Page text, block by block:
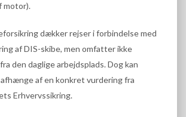
motor).
dækker rejser i forbindelse med
af DIS-skibe, men omfatter ikke
den daglige arbejdsplads. Dog kan
af en konkret vurdering fra
Erhvervssikring.